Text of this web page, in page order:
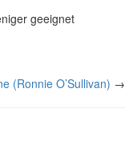
geeignet
(Ronnie O’Sullivan) →